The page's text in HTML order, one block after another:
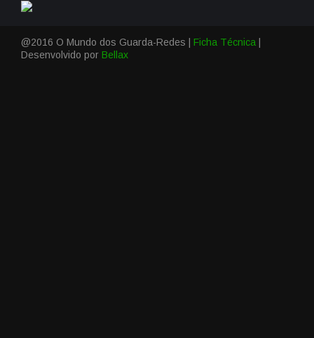
@2016 O Mundo dos Guarda-Redes | Ficha Técnica
Desenvolvido por Bellax